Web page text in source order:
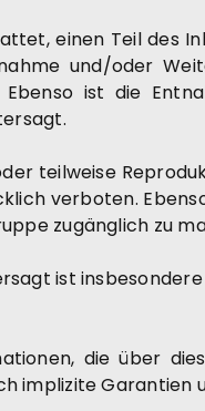
einen Teil des
und/oder
ist die
teilweise
verboten.
zugänglich zu
ist
die über
implizite Garantien